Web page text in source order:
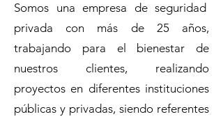
Somos una empresa de seguridad
privada con más de 25 años,
trabajando para el bienestar de
nuestros clientes, realizando
proyectos en diferentes instituciones
públicas y privadas, siendo referentes